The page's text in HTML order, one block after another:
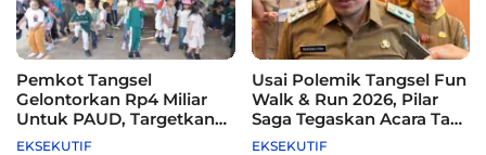
Pemkot Tangsel
Gelontorkan Rp4 Miliar
Untuk PAUD, Targetkan
115 Sekolah
EKSEKUTIF
Usai Polemik Tangsel Fun
Walk & Run 2026, Pilar
Saga Tegaskan Acara Tak
Difasilitasi Pemkot
EKSEKUTIF